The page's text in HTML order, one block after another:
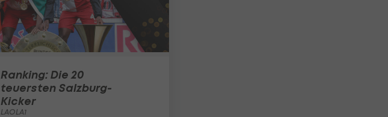
Ranking: Die 20
teuersten Salzburg-
Kicker
LAOLA1